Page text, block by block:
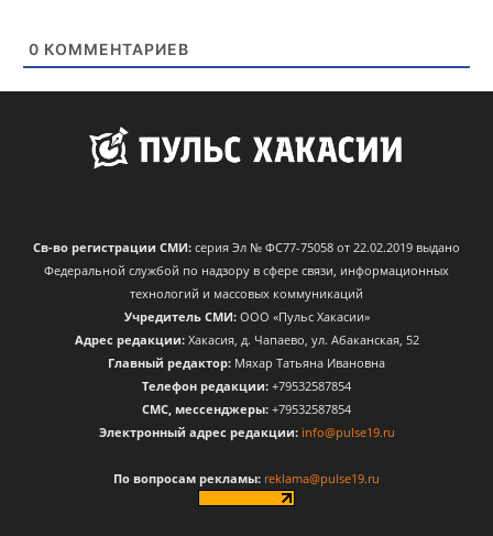
0 КОММЕНТАРИЕВ
Св-во регистрации СМИ: серия Эл № ФС77-75058 от 22.02.2019 выдано
Федеральной службой по надзору в сфере связи, информационных
технологий и массовых коммуникаций
Учредитель СМИ:ООО «Пульс Хакасии»
Адрес редакции:Хакасия, д. Чапаево, ул. Абаканская, 52
Главный редактор: Мяхар Татьяна Ивановна
Телефон редакции: +79532587854
CМС, мессенджеры: +79532587854
Электронный адрес редакции: info@pulse19.ru
По вопросам рекламы: reklama@pulse19.ru